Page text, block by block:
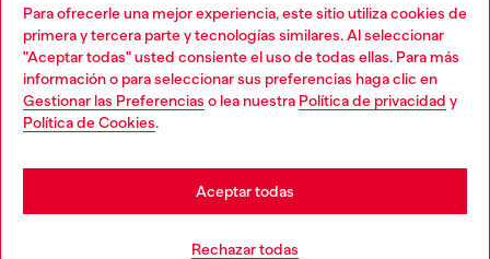
Para ofrecerle una mejor experiencia, este sitio utiliza cookies de
primera y tercera parte y tecnologías similares. Al seleccionar
"Aceptar todas" usted consiente el uso de todas ellas. Para más
información o para seleccionar sus preferencias haga clic en
Gestionar las Preferencias o lea nuestra Política de privacidad y
Política de Cookies.
Rechazar todas
Aceptar todas
Descubre todos nuestros servicios, tanto en línea como
en la tienda.
Choose your location
You are currently browsing España website, but it seems you
may be based in United States